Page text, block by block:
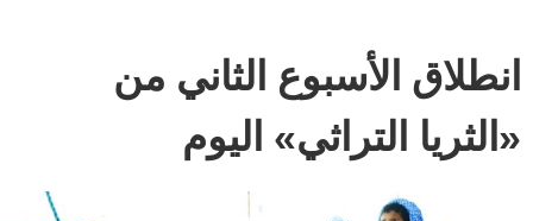
انطلاق الأسبوع الثاني من
«الثريا التراثي» اليوم